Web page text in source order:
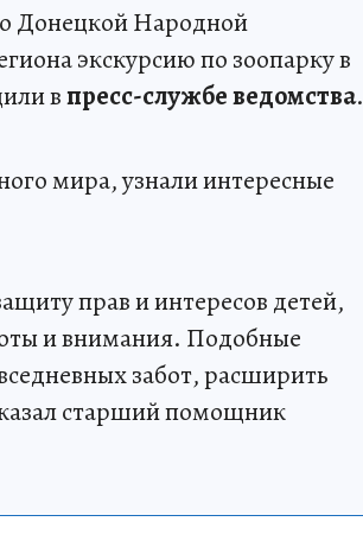
Донецкой Народной
экскурсию по зоопарку в
впресс-службе ведомства.
мира, узнали интересные
прав и интересов детей,
и внимания. Подобные
забот, расширить
старший помощник